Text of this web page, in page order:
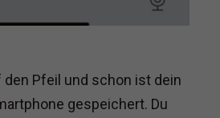
den Pfeil und schon ist dein
gespeichert. Du